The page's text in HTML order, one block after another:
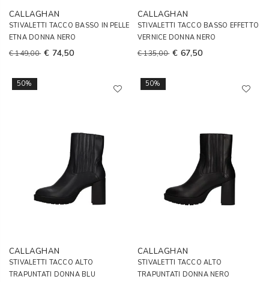
CALLAGHAN
STIVALETTI TACCO BASSO IN PELLE
ETNA DONNA NERO
€ 149,00 € 74,50
CALLAGHAN
STIVALETTI TACCO BASSO EFFETTO
VERNICE DONNA NERO
€ 135,00 € 67,50
50%
CALLAGHAN
STIVALETTI TACCO ALTO
TRAPUNTATI DONNA BLU
50%
CALLAGHAN
STIVALETTI TACCO ALTO
TRAPUNTATI DONNA NERO